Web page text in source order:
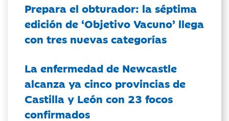
Prepara el obturador: la séptima
edición de ‘Objetivo Vacuno’ llega
con tres nuevas categorías
La enfermedad de Newcastle
alcanza ya cinco provincias de
Castilla y León con 23 focos
confirmados